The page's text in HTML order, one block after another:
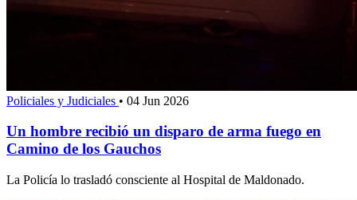
Policiales y Judiciales • 04 Jun 2026
Un hombre recibió un disparo de arma fuego en
Camino de los Gauchos
La Policía lo trasladó consciente al Hospital de Maldonado.